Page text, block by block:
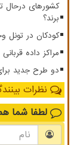
کشورهای درحال
برند؟
کودکان در تونل
مراکز داده
دو طرح جدید
نظرات
لطفا شما